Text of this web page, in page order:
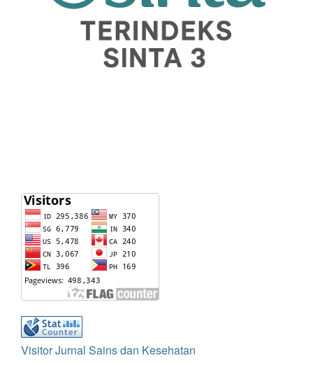
Visitor Jurnal Sains dan Kesehatan